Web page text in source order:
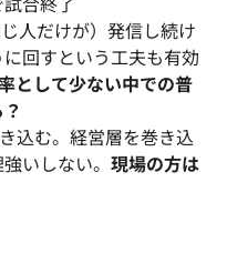
人だけが）発信し続け
回すという工夫も有効
として少ない中での普
込む。経営層を巻き込
いしない。 現場の方は